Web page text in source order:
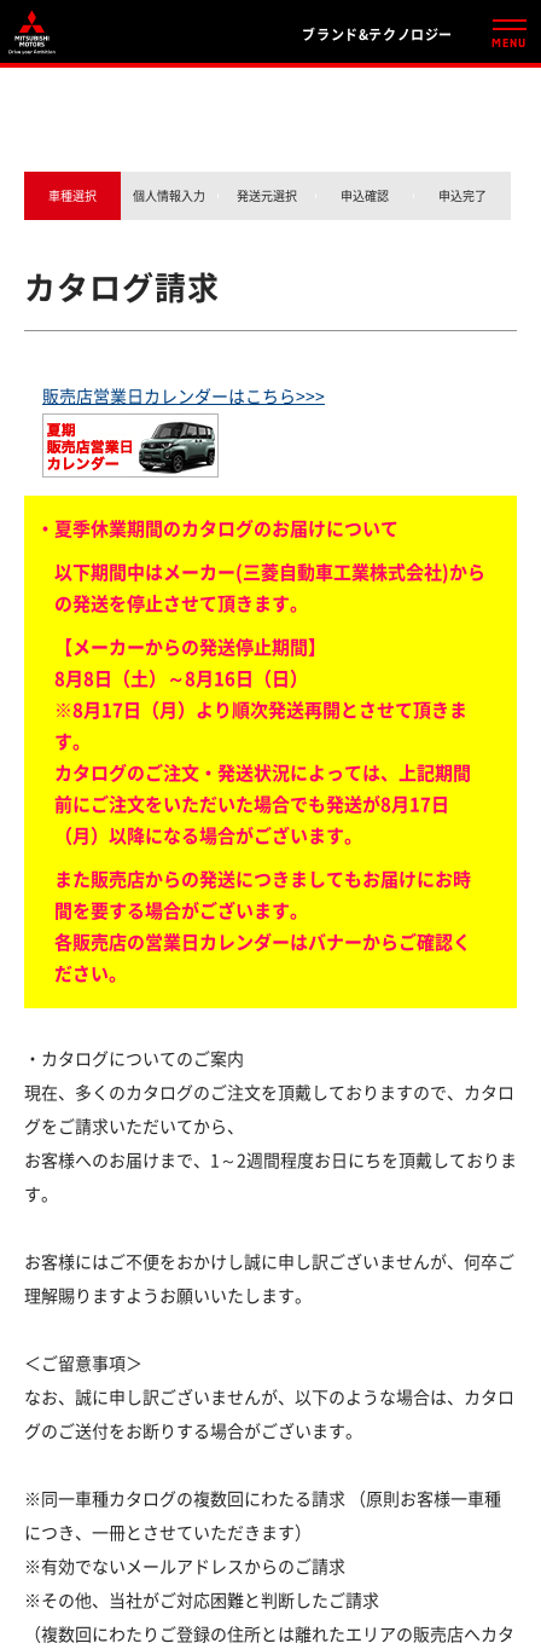
ブランド&テクノロジー
車種選択 個人情報入力 発送元選択 申込確認 申込完了
カタログ請求
販売店営業日カレンダーはこちら>>>
・夏季休業期間のカタログのお届けについて
以下期間中はメーカー(三菱自動車工業株式会社)から
の発送を停止させて頂きます。
【メーカーからの発送停止期間】
8月8日（土）～8月16日（日）
※8月17日（月）より順次発送再開とさせて頂きま
す。
カタログのご注文・発送状況によっては、上記期間
前にご注文をいただいた場合でも発送が8月17日
（月）以降になる場合がございます。
また販売店からの発送につきましてもお届けにお時
間を要する場合がございます。
各販売店の営業日カレンダーはバナーからご確認く
ださい。
・カタログについてのご案内
現在、多くのカタログのご注文を頂戴しておりますので、カタロ
グをご請求いただいてから、
お客様へのお届けまで、1～2週間程度お日にちを頂戴しておりま
す。
お客様にはご不便をおかけし誠に申し訳ございませんが、何卒ご
理解賜りますようお願いいたします。
＜ご留意事項＞
なお、誠に申し訳ございませんが、以下のような場合は、カタロ
グのご送付をお断りする場合がございます。
※同一車種カタログの複数回にわたる請求 （原則お客様一車種
につき、一冊とさせていただきます）
※有効でないメールアドレスからのご請求
※その他、当社がご対応困難と判断したご請求
（複数回にわたりご登録の住所とは離れたエリアの販売店へカタ